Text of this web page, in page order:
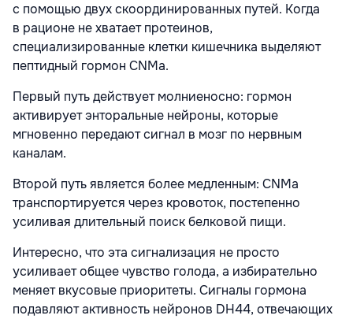
с помощью двух скоординированных путей. Когда
в рационе не хватает протеинов,
специализированные клетки кишечника выделяют
пептидный гормон CNMa.
Первый путь действует молниеносно: гормон
активирует энторальные нейроны, которые
мгновенно передают сигнал в мозг по нервным
каналам.
Второй путь является более медленным: CNMa
транспортируется через кровоток, постепенно
усиливая длительный поиск белковой пищи.
Интересно, что эта сигнализация не просто
усиливает общее чувство голода, а избирательно
меняет вкусовые приоритеты. Сигналы гормона
подавляют активность нейронов DH44, отвечающих